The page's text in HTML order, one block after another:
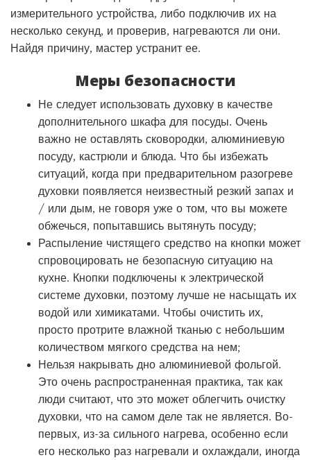
измерительного устройства, либо подключив их на
несколько секунд, и проверив, нагреваются ли они.
Найдя причину, мастер устранит ее.
Меры безопасности
Не следует использовать духовку в качестве
дополнительного шкафа для посуды. Очень
важно не оставлять сковородки, алюминиевую
посуду, кастрюли и блюда. Что бы избежать
ситуаций, когда при предварительном разогреве
духовки появляется неизвестный резкий запах и
/ или дым, не говоря уже о том, что вы можете
обжечься, попытавшись вытянуть посуду;
Распыление чистящего средство на кнопки может
спровоцировать не безопасную ситуацию на
кухне. Кнопки подключены к электрической
системе духовки, поэтому лучше не насыщать их
водой или химикатами. Чтобы очистить их,
просто протрите влажной тканью с небольшим
количеством мягкого средства на нем;
Нельзя накрывать дно алюминиевой фольгой.
Это очень распространенная практика, так как
люди считают, что это может облегчить очистку
духовки, что на самом деле так не является. Во-
первых, из-за сильного нагрева, особенно если
его несколько раз нагревали и охлаждали, иногда